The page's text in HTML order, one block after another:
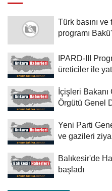
Türk basını
programı
IPARD-III
üreticiler ile
İçişleri Bakanı
Örgütü Genel
Yeni Parti
ve gazileri
Balıkesir'de
başladı